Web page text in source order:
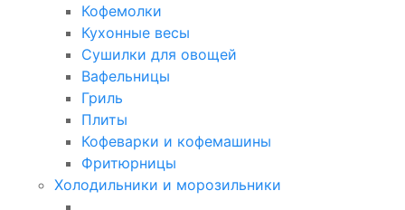
Кофемолки
Кухонные весы
Сушилки для овощей
Вафельницы
Гриль
Плиты
Кофеварки и кофемашины
Фритюрницы
Холодильники и морозильники